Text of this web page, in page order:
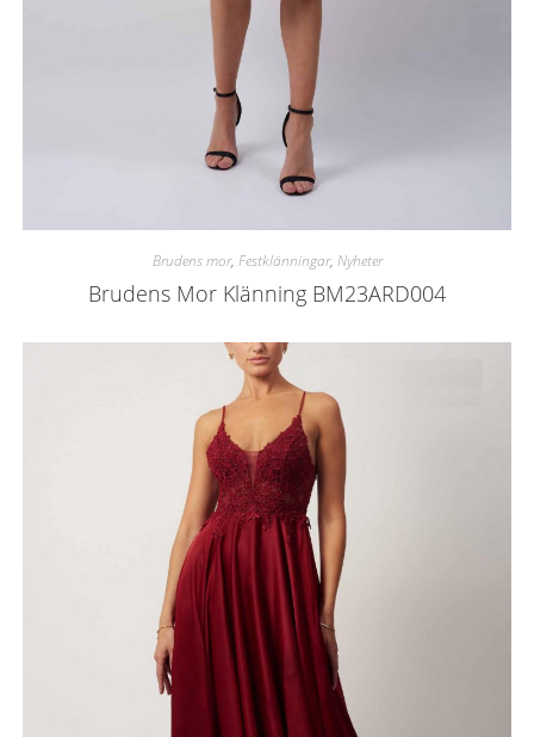
Brudens mor, Festklänningar, Nyheter
Brudens Mor Klänning BM23ARD004